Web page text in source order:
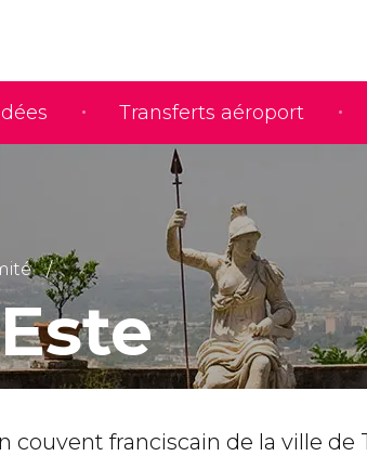
Transferts aéroport
couvent franciscain de la ville de